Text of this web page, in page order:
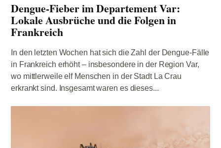
Dengue-Fieber im Departement Var:
Lokale Ausbrüche und die Folgen in
Frankreich
In den letzten Wochen hat sich die Zahl der Dengue-Fälle
in Frankreich erhöht – insbesondere in der Region Var,
wo mittlerweile elf Menschen in der Stadt La Crau
erkrankt sind. Insgesamt waren es dieses...